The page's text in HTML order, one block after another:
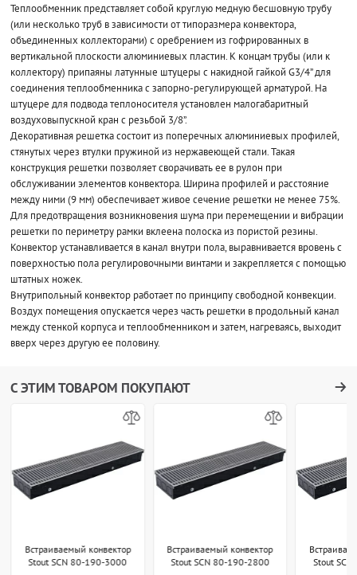
Теплообменник представляет собой круглую медную бесшовную трубу
(или несколько труб в зависимости от типоразмера конвектора,
объединенных коллекторами) с оребрением из гофрированных в
вертикальной плоскости алюминиевых пластин. К концам трубы (или к
коллектору) припаяны латунные штуцеры с накидной гайкой G3/4” для
соединения теплообменника с запорно-регулирующей арматурой. На
штуцере для подвода теплоносителя установлен малогабаритный
воздуховыпускной кран с резьбой 3/8”.
Декоративная решетка состоит из поперечных алюминиевых профилей,
стянутых через втулки пружиной из нержавеющей стали. Такая
конструкция решетки позволяет сворачивать ее в рулон при
обслуживании элементов конвектора. Ширина профилей и расстояние
между ними (9 мм) обеспечивает живое сечение решетки не менее 75%.
Для предотвращения возникновения шума при перемещении и вибрации
решетки по периметру рамки вклеена полоска из пористой резины.
Конвектор устанавливается в канал внутри пола, выравнивается вровень с
поверхностью пола регулировочными винтами и закрепляется с помощью
штатных ножек.
Внутрипольный конвектор работает по принципу свободной конвекции.
Воздух помещения опускается через часть решетки в продольный канал
между стенкой корпуса и теплообменником и затем, нагреваясь, выходит
вверх через другую ее половину.
С ЭТИМ ТОВАРОМ ПОКУПАЮТ
Встраиваемый конвектор
Stout SCN 80-190-3000
Встраиваемый конвектор
Stout SCN 80-190-2800
Stout